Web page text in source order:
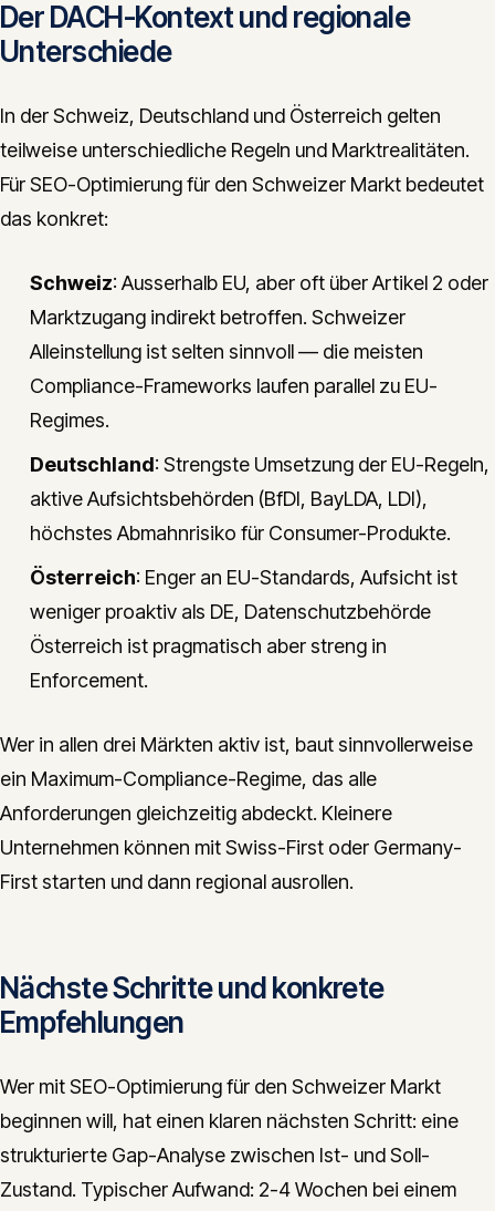
Der DACH-Kontext und regionale
Unterschiede
In der Schweiz, Deutschland und Österreich gelten
teilweise unterschiedliche Regeln und Marktrealitäten.
Für SEO-Optimierung für den Schweizer Markt bedeutet
das konkret:
Schweiz: Ausserhalb EU, aber oft über Artikel 2 oder
Marktzugang indirekt betroffen. Schweizer
Alleinstellung ist selten sinnvoll — die meisten
Compliance-Frameworks laufen parallel zu EU-
Regimes.
Deutschland: Strengste Umsetzung der EU-Regeln,
aktive Aufsichtsbehörden (BfDI, BayLDA, LDI),
höchstes Abmahnrisiko für Consumer-Produkte.
Österreich: Enger an EU-Standards, Aufsicht ist
weniger proaktiv als DE, Datenschutzbehörde
Österreich ist pragmatisch aber streng in
Enforcement.
Wer in allen drei Märkten aktiv ist, baut sinnvollerweise
ein Maximum-Compliance-Regime, das alle
Anforderungen gleichzeitig abdeckt. Kleinere
Unternehmen können mit Swiss-First oder Germany-
First starten und dann regional ausrollen.
Nächste Schritte und konkrete
Empfehlungen
Wer mit SEO-Optimierung für den Schweizer Markt
beginnen will, hat einen klaren nächsten Schritt: eine
strukturierte Gap-Analyse zwischen Ist- und Soll-
Zustand. Typischer Aufwand: 2-4 Wochen bei einem